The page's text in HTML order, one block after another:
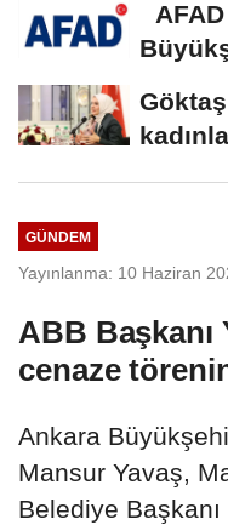
GÜNDEM
Yayınlanma: 10 Haziran
ABB Başkanı
cenaze
Ankara
Mansur Yavaş,
Belediye